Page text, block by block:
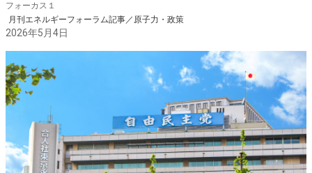
フォーカス１
月刊エネルギーフォーラム記事／原子力・政策
2026年5月4日